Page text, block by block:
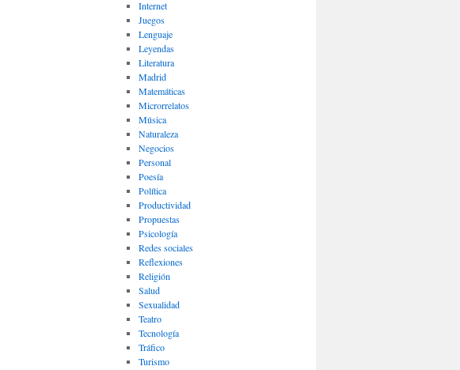
Internet
Juegos
Lenguaje
Leyendas
Literatura
Madrid
Matemáticas
Microrrelatos
Música
Naturaleza
Negocios
Personal
Poesía
Política
Productividad
Propuestas
Psicología
Redes sociales
Reflexiones
Religión
Salud
Sexualidad
Teatro
Tecnología
Tráfico
Turismo